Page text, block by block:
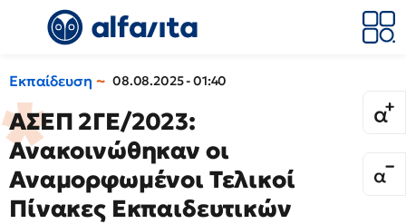
Εκπαίδευση 08.08.2025 - 01:40
ΑΣΕΠ 2ΓΕ/2023:
Ανακοινώθηκαν οι
Αναμορφωμένοι Τελικοί
Πίνακες Εκπαιδευτικών